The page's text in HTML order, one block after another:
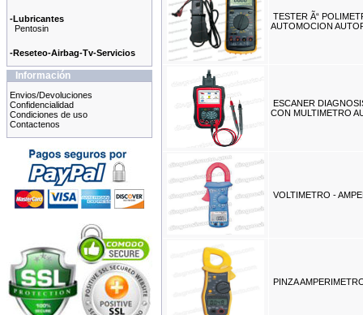
-Lubricantes
Pentosin
-Reseteo-Airbag-Tv-Servicios
Información
Envios/Devoluciones
Confidencialidad
Condiciones de uso
Contactenos
TESTER Ã“
AUTOMOCION
ESCANER
CON MULTIMETRO
VOLTIMETRO -
PINZA